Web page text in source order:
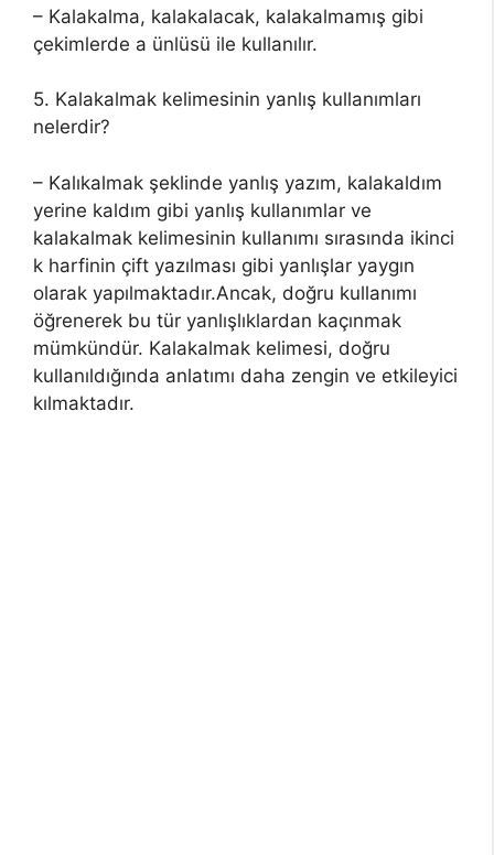
– Kalakalma, kalakalacak, kalakalmamış gibi
çekimlerde a ünlüsü ile kullanılır.
5. Kalakalmak kelimesinin yanlış kullanımları
nelerdir?
– Kalıkalmak şeklinde yanlış yazım, kalakaldım
yerine kaldım gibi yanlış kullanımlar ve
kalakalmak kelimesinin kullanımı sırasında ikinci
k harfinin çift yazılması gibi yanlışlar yaygın
olarak yapılmaktadır.Ancak, doğru kullanımı
öğrenerek bu tür yanlışlıklardan kaçınmak
mümkündür. Kalakalmak kelimesi, doğru
kullanıldığında anlatımı daha zengin ve etkileyici
kılmaktadır.